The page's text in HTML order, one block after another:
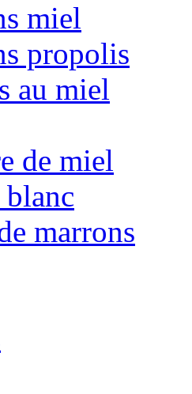
miel
propolis
au miel
de miel
marrons